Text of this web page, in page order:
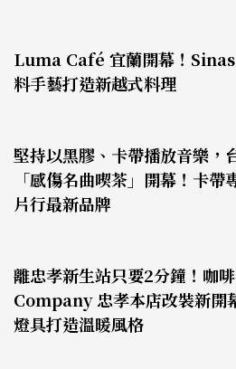
Luma Café 宜蘭開幕！
料手藝打造新越式料理
堅持以黑膠、卡帶播放音樂，
「感傷名曲喫茶」開幕！卡
片行最新品牌
離忠孝新生站只要2分鐘！咖
Company 忠孝本店改裝新開
燈具打造溫暖風格